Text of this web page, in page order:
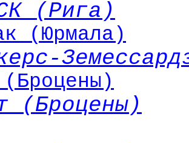
(Рига)
(Юрмала)
(Броцены)